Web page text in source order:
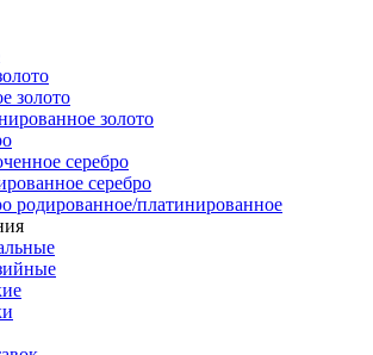
золото
золото
серебро
серебро
родированное/платинированное